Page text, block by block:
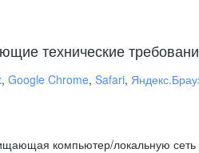
технические
, Google Chrome, Safari,
компьютер/локальную сеть